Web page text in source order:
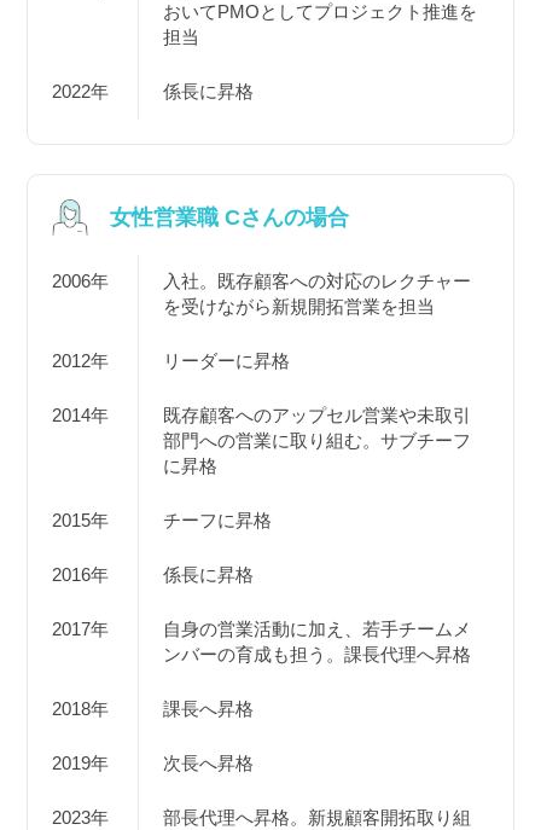
おいてPMOとしてプロジェクト推進を
担当
2022年 係長に昇格
女性営業職 Cさんの場合
2006年
入社。既存顧客への対応のレクチャー
を受けながら新規開拓営業を担当
2012年 リーダーに昇格
2014年
既存顧客へのアップセル営業や未取引
部門への営業に取り組む。サブチーフ
に昇格
2015年 チーフに昇格
2016年 係長に昇格
2017年
自身の営業活動に加え、若手チームメ
ンバーの育成も担う。課長代理へ昇格
2018年 課長へ昇格
2019年 次長へ昇格
2023年
部長代理へ昇格。新規顧客開拓取り組